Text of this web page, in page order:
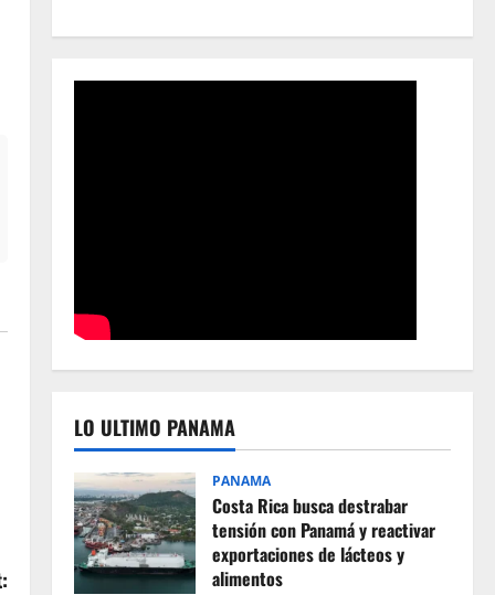
LO ULTIMO PANAMA
PANAMA
Costa Rica busca destrabar
tensión con Panamá y reactivar
exportaciones de lácteos y
alimentos